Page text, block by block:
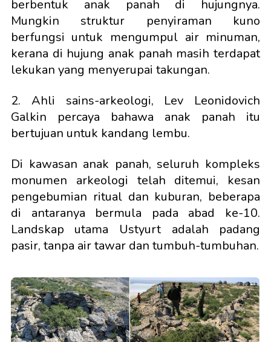
berbentuk anak panah di hujungnya.
Mungkin struktur penyiraman kuno
berfungsi untuk mengumpul air minuman,
kerana di hujung anak panah masih terdapat
lekukan yang menyerupai takungan.
2. Ahli sains-arkeologi, Lev Leonidovich
Galkin percaya bahawa anak panah itu
bertujuan untuk kandang lembu.
Di kawasan anak panah, seluruh kompleks
monumen arkeologi telah ditemui, kesan
pengebumian ritual dan kuburan, beberapa
di antaranya bermula pada abad ke-10.
Landskap utama Ustyurt adalah padang
pasir, tanpa air tawar dan tumbuh-tumbuhan.